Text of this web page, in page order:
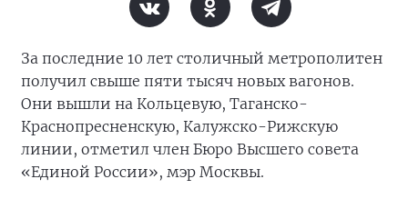
За последние 10 лет столичный метрополитен
получил свыше пяти тысяч новых вагонов.
Они вышли на Кольцевую, Таганско-
Краснопресненскую, Калужско-Рижскую
линии, отметил член Бюро Высшего совета
«Единой России», мэр Москвы.